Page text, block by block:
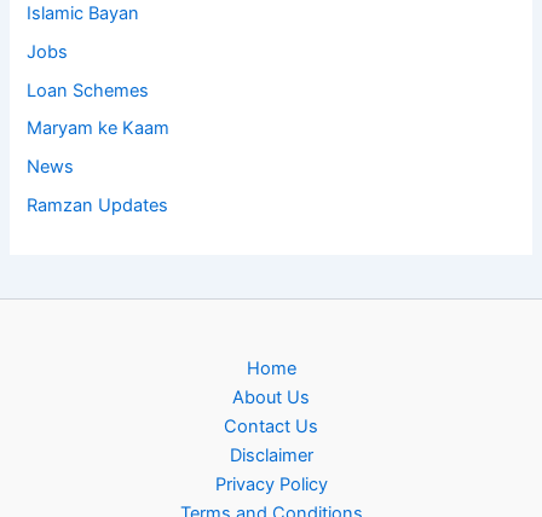
Islamic Bayan
Jobs
Loan Schemes
Maryam ke Kaam
News
Ramzan Updates
Home
About Us
Contact Us
Disclaimer
Privacy Policy